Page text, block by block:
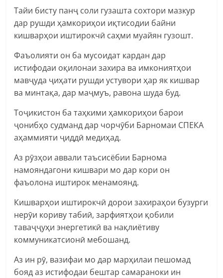
Тайи бисту панҷ соли гузашта сохтори мазкур
дар рушди ҳамкориҳои иқтисодии байни
кишварҳои иштирокчӣ саҳми муайян гузошт.
Фаъолияти он ба мусоидат кардан дар
истифодаи оқилонаи захира ва имкониятҳои
мавҷуда ҷиҳати рушди устувори ҳар як кишвар
ва минтақа, дар маҷмуъ, равона шуда буд.
Тоҷикистон ба таҳкими ҳамкориҳои барои
ҷонибҳо судманд дар чорчӯби Барномаи СПЕКА
аҳаммияти ҷиддӣ медиҳад.
Аз рӯзҳои аввали таъсисёбии Барнома
намояндагони кишвари мо дар кори он
фаъолона иштирок менамоянд.
Кишварҳои иштирокчӣ дорои захираҳои бузурги
нерӯи кориву табиӣ, зарфиятҳои қобили
таваҷҷуҳи энергетикӣ ва нақлиётиву
коммуникатсионӣ мебошанд.
Аз ин рӯ, вазифаи мо дар марҳилаи пешомад
бояд аз истифодаи бештар самараноки ин